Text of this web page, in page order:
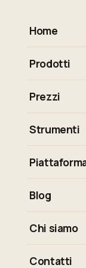
Home
Prodotti
Risposta
Prezzi
Strumenti
Calcolatore
Codici di
Tutti gli
Blog
Chi siamo
Contatti